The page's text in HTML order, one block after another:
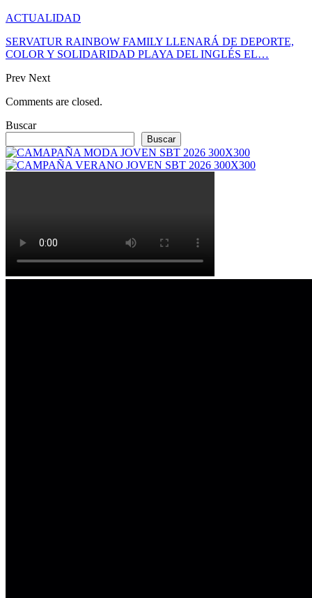
ACTUALIDAD
SERVATUR RAINBOW FAMILY LLENARÁ DE DEPORTE,
COLOR Y SOLIDARIDAD PLAYA DEL INGLÉS EL…
Prev Next
Comments are closed.
Buscar
Buscar